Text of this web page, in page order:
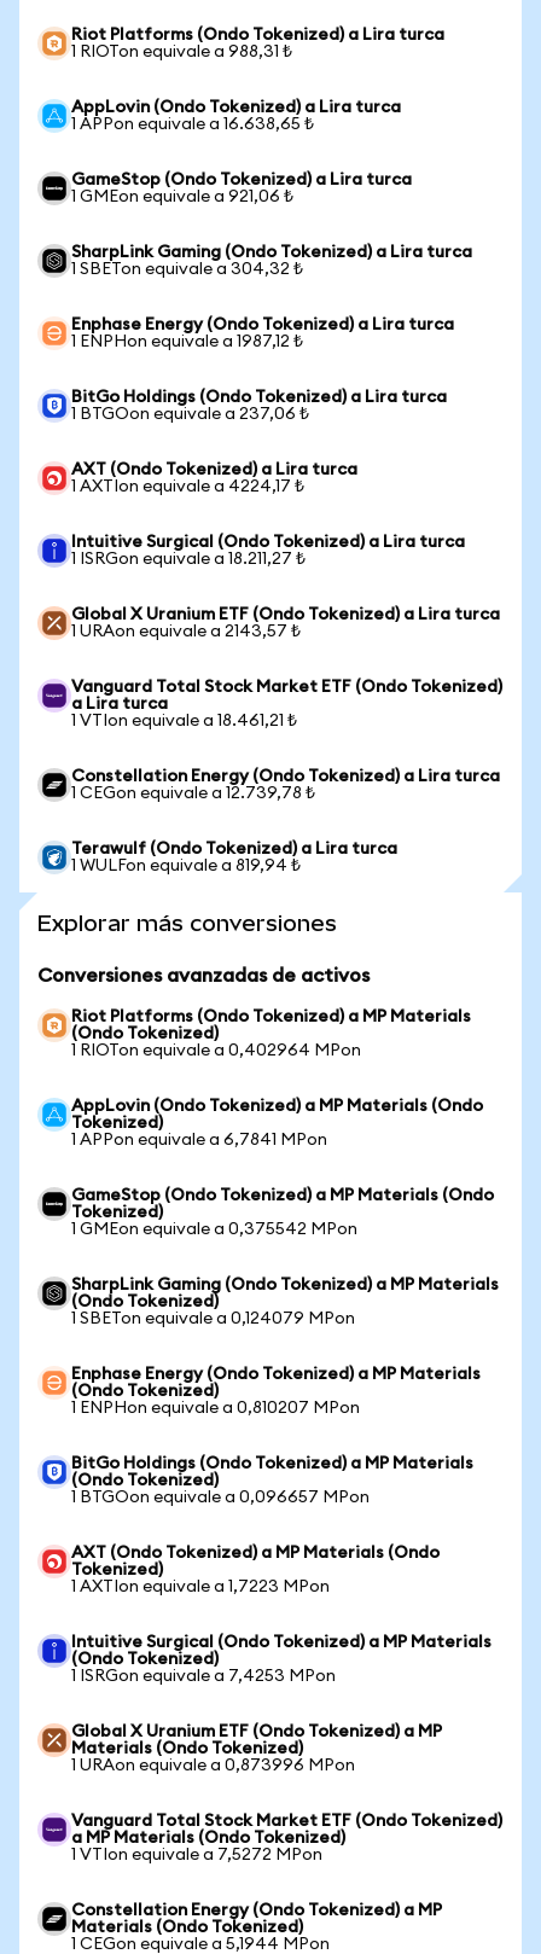
Riot Platforms (Ondo Tokenized) a Lira turca
1 RIOTon equivale a 988,31 ₺
AppLovin (Ondo Tokenized) a Lira turca
1 APPon equivale a 16.638,65 ₺
GameStop (Ondo Tokenized) a Lira turca
1 GMEon equivale a 921,06 ₺
SharpLink Gaming (Ondo Tokenized) a Lira turca
1 SBETon equivale a 304,32 ₺
Enphase Energy (Ondo Tokenized) a Lira turca
1 ENPHon equivale a 1987,12 ₺
BitGo Holdings (Ondo Tokenized) a Lira turca
1 BTGOon equivale a 237,06 ₺
AXT (Ondo Tokenized) a Lira turca
1 AXTIon equivale a 4224,17 ₺
Intuitive Surgical (Ondo Tokenized) a Lira turca
1 ISRGon equivale a 18.211,27 ₺
Global X Uranium ETF (Ondo Tokenized) a Lira turca
1 URAon equivale a 2143,57 ₺
Vanguard Total Stock Market ETF (Ondo Tokenized)
a Lira turca
1 VTIon equivale a 18.461,21 ₺
Constellation Energy (Ondo Tokenized) a Lira turca
1 CEGon equivale a 12.739,78 ₺
Terawulf (Ondo Tokenized) a Lira turca
1 WULFon equivale a 819,94 ₺
Explorar más conversiones
Conversiones avanzadas de activos
Riot Platforms (Ondo Tokenized) a MP Materials
(Ondo Tokenized)
1 RIOTon equivale a 0,402964 MPon
AppLovin (Ondo Tokenized) a MP Materials (Ondo
Tokenized)
1 APPon equivale a 6,7841 MPon
GameStop (Ondo Tokenized) a MP Materials (Ondo
Tokenized)
1 GMEon equivale a 0,375542 MPon
SharpLink Gaming (Ondo Tokenized) a MP Materials
(Ondo Tokenized)
1 SBETon equivale a 0,124079 MPon
Enphase Energy (Ondo Tokenized) a MP Materials
(Ondo Tokenized)
1 ENPHon equivale a 0,810207 MPon
BitGo Holdings (Ondo Tokenized) a MP Materials
(Ondo Tokenized)
1 BTGOon equivale a 0,096657 MPon
AXT (Ondo Tokenized) a MP Materials (Ondo
Tokenized)
1 AXTIon equivale a 1,7223 MPon
Intuitive Surgical (Ondo Tokenized) a MP Materials
(Ondo Tokenized)
1 ISRGon equivale a 7,4253 MPon
Global X Uranium ETF (Ondo Tokenized) a MP
Materials (Ondo Tokenized)
1 URAon equivale a 0,873996 MPon
Vanguard Total Stock Market ETF (Ondo Tokenized)
a MP Materials (Ondo Tokenized)
1 VTIon equivale a 7,5272 MPon
Constellation Energy (Ondo Tokenized) a MP
Materials (Ondo Tokenized)
1 CEGon equivale a 5,1944 MPon